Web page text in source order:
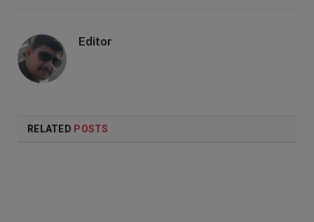
Editor
RELATED POSTS